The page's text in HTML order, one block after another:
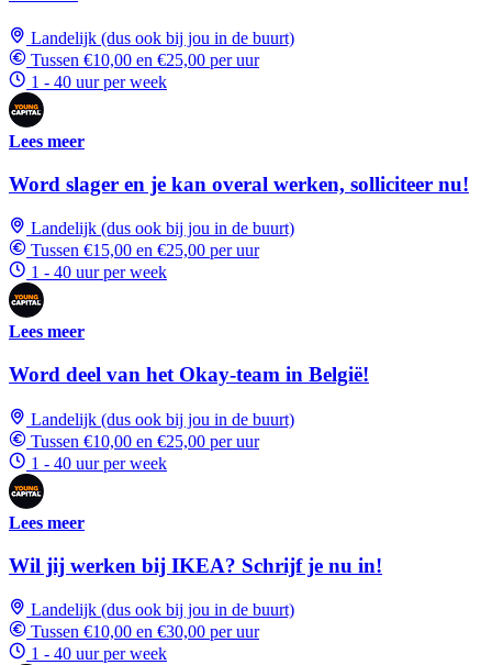
Landelijk (dus ook bij jou in de buurt)
Tussen €10,00 en €25,00 per uur
1 - 40 uur per week
Lees meer
Word slager en je kan overal werken, solliciteer nu!
Landelijk (dus ook bij jou in de buurt)
Tussen €15,00 en €25,00 per uur
1 - 40 uur per week
Lees meer
Word deel van het Okay-team in België!
Landelijk (dus ook bij jou in de buurt)
Tussen €10,00 en €25,00 per uur
1 - 40 uur per week
Lees meer
Wil jij werken bij IKEA? Schrijf je nu in!
Landelijk (dus ook bij jou in de buurt)
Tussen €10,00 en €30,00 per uur
1 - 40 uur per week